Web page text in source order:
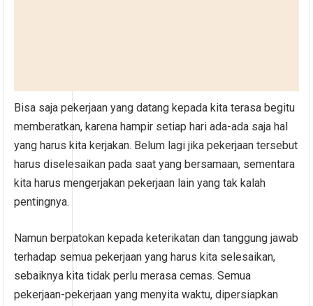
Bisa saja pekerjaan yang datang kepada kita terasa begitu
memberatkan, karena hampir setiap hari ada-ada saja hal
yang harus kita kerjakan. Belum lagi jika pekerjaan tersebut
harus diselesaikan pada saat yang bersamaan, sementara
kita harus mengerjakan pekerjaan lain yang tak kalah
pentingnya.
Namun berpatokan kepada keterikatan dan tanggung jawab
terhadap semua pekerjaan yang harus kita selesaikan,
sebaiknya kita tidak perlu merasa cemas. Semua
pekerjaan-pekerjaan yang menyita waktu, dipersiapkan